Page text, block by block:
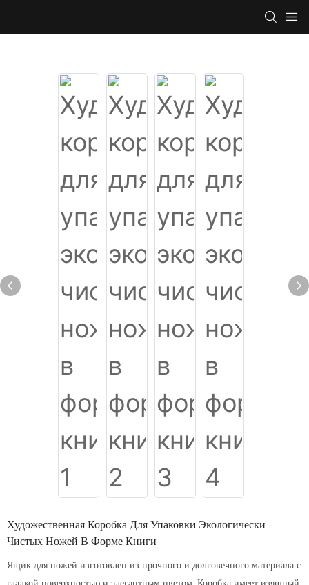
Художественная Коробка Для Упаковки Экологически
Чистых Ножей В Форме Книги
Ящик для ножей изготовлен из прочного и долговечного материала с